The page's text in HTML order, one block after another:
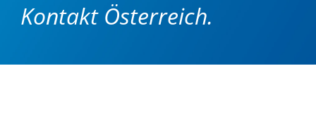
Kontakt Österreich.